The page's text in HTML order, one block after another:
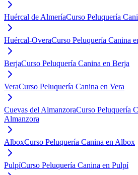
Huércal de AlmeríaCurso Peluquería
Huércal-OveraCurso Peluquería Canina
BerjaCurso Peluquería Canina en Berja
VeraCurso Peluquería Canina en Vera
Cuevas del AlmanzoraCurso Peluquería
Almanzora
AlboxCurso Peluquería Canina en Albox
PulpíCurso Peluquería Canina en Pulpí